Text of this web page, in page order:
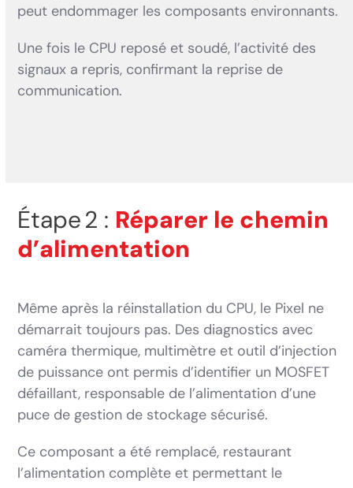
peut endommager les composants environnants.
Une fois le CPU reposé et soudé, l’activité des
signaux a repris, confirmant la reprise de
communication.
Étape 2 : Réparer le chemin
d’alimentation
Même après la réinstallation du CPU, le Pixel ne
démarrait toujours pas. Des diagnostics avec
caméra thermique, multimètre et outil d’injection
de puissance ont permis d’identifier un MOSFET
défaillant, responsable de l’alimentation d’une
puce de gestion de stockage sécurisé.
Ce composant a été remplacé, restaurant
l’alimentation complète et permettant le